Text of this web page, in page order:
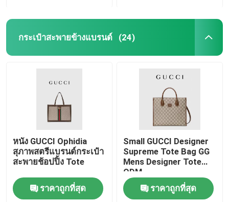
กระเป๋าสะพายข้างแบรนด์ (24)
หนัง GUCCI Ophidia
สุภาพสตรีแบรนด์กระเป๋า
สะพายช้อปปิ้ง Tote
ราคาถูกที่สุด
Small GUCCI Designer
Supreme Tote Bag GG
Mens Designer Tote
ODM
ราคาถูกที่สุด